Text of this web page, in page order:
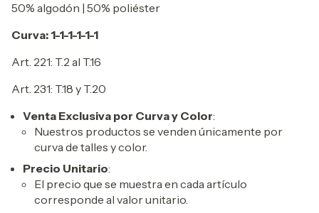
50% algodón | 50% poliéster
Curva: 1-1-1-1-1-1
Art. 221: T.2 al T.16
Art. 231: T.18 y T.20
Venta Exclusiva por Curva y Color:
Nuestros productos se venden únicamente por
curva de talles y color.
Precio Unitario:
El precio que se muestra en cada artículo
corresponde al valor unitario.